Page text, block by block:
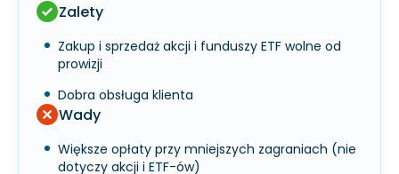
Zalety
Zakup i sprzedaż akcji i funduszy ETF wolne od
prowizji
Dobra obsługa klienta
Wady
Większe opłaty przy mniejszych zagraniach (nie
dotyczy akcji i ETF-ów)